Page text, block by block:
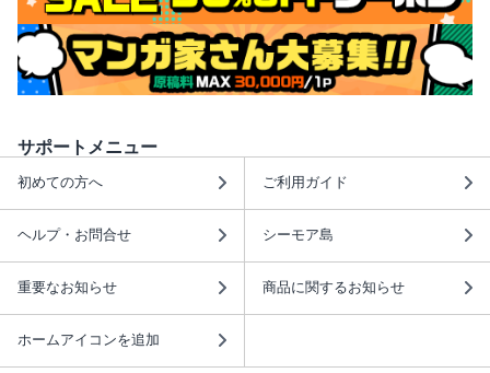
サポートメニュー
初めての方へ ご利用ガイド
ヘルプ・お問合せ シーモア島
重要なお知らせ 商品に関するお知らせ
ホームアイコンを追加